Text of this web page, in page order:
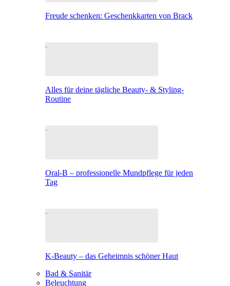
Freude schenken: Geschenkkarten von Brack
Alles für deine tägliche Beauty- & Styling-
Routine
Oral-B – professionelle Mundpflege für jeden
Tag
K-Beauty – das Geheimnis schöner Haut
Bad & Sanitär
Beleuchtung